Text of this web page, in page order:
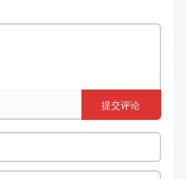
提交评论